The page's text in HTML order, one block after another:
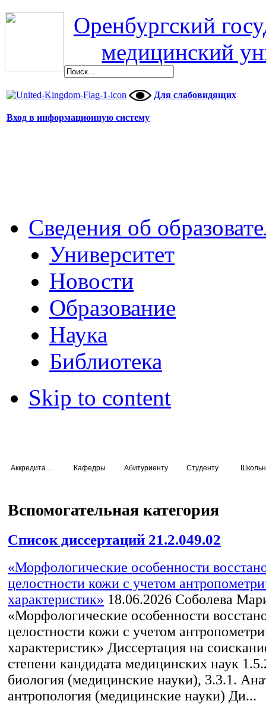
Оренбургский
медицинский
Для слабовидящих
Вход в информационную систему
Сведения об
Университет
Новости
Образование
Наука
Библиотека
Skip to content
Кафедры Абитуриенту Студенту
Вспомогательная категория
Список диссертаций 21.2.049.02
«Морфологические особенности
целостности кожи с учетом
характеристик» 18.06.2026 Соболева
«Морфологические особенности
целостности кожи с учетом
характеристик» Диссертация на
степени кандидата медицинских наук
биология (медицинские науки), 3.3.1.
антропология (медицинские науки) Ди...